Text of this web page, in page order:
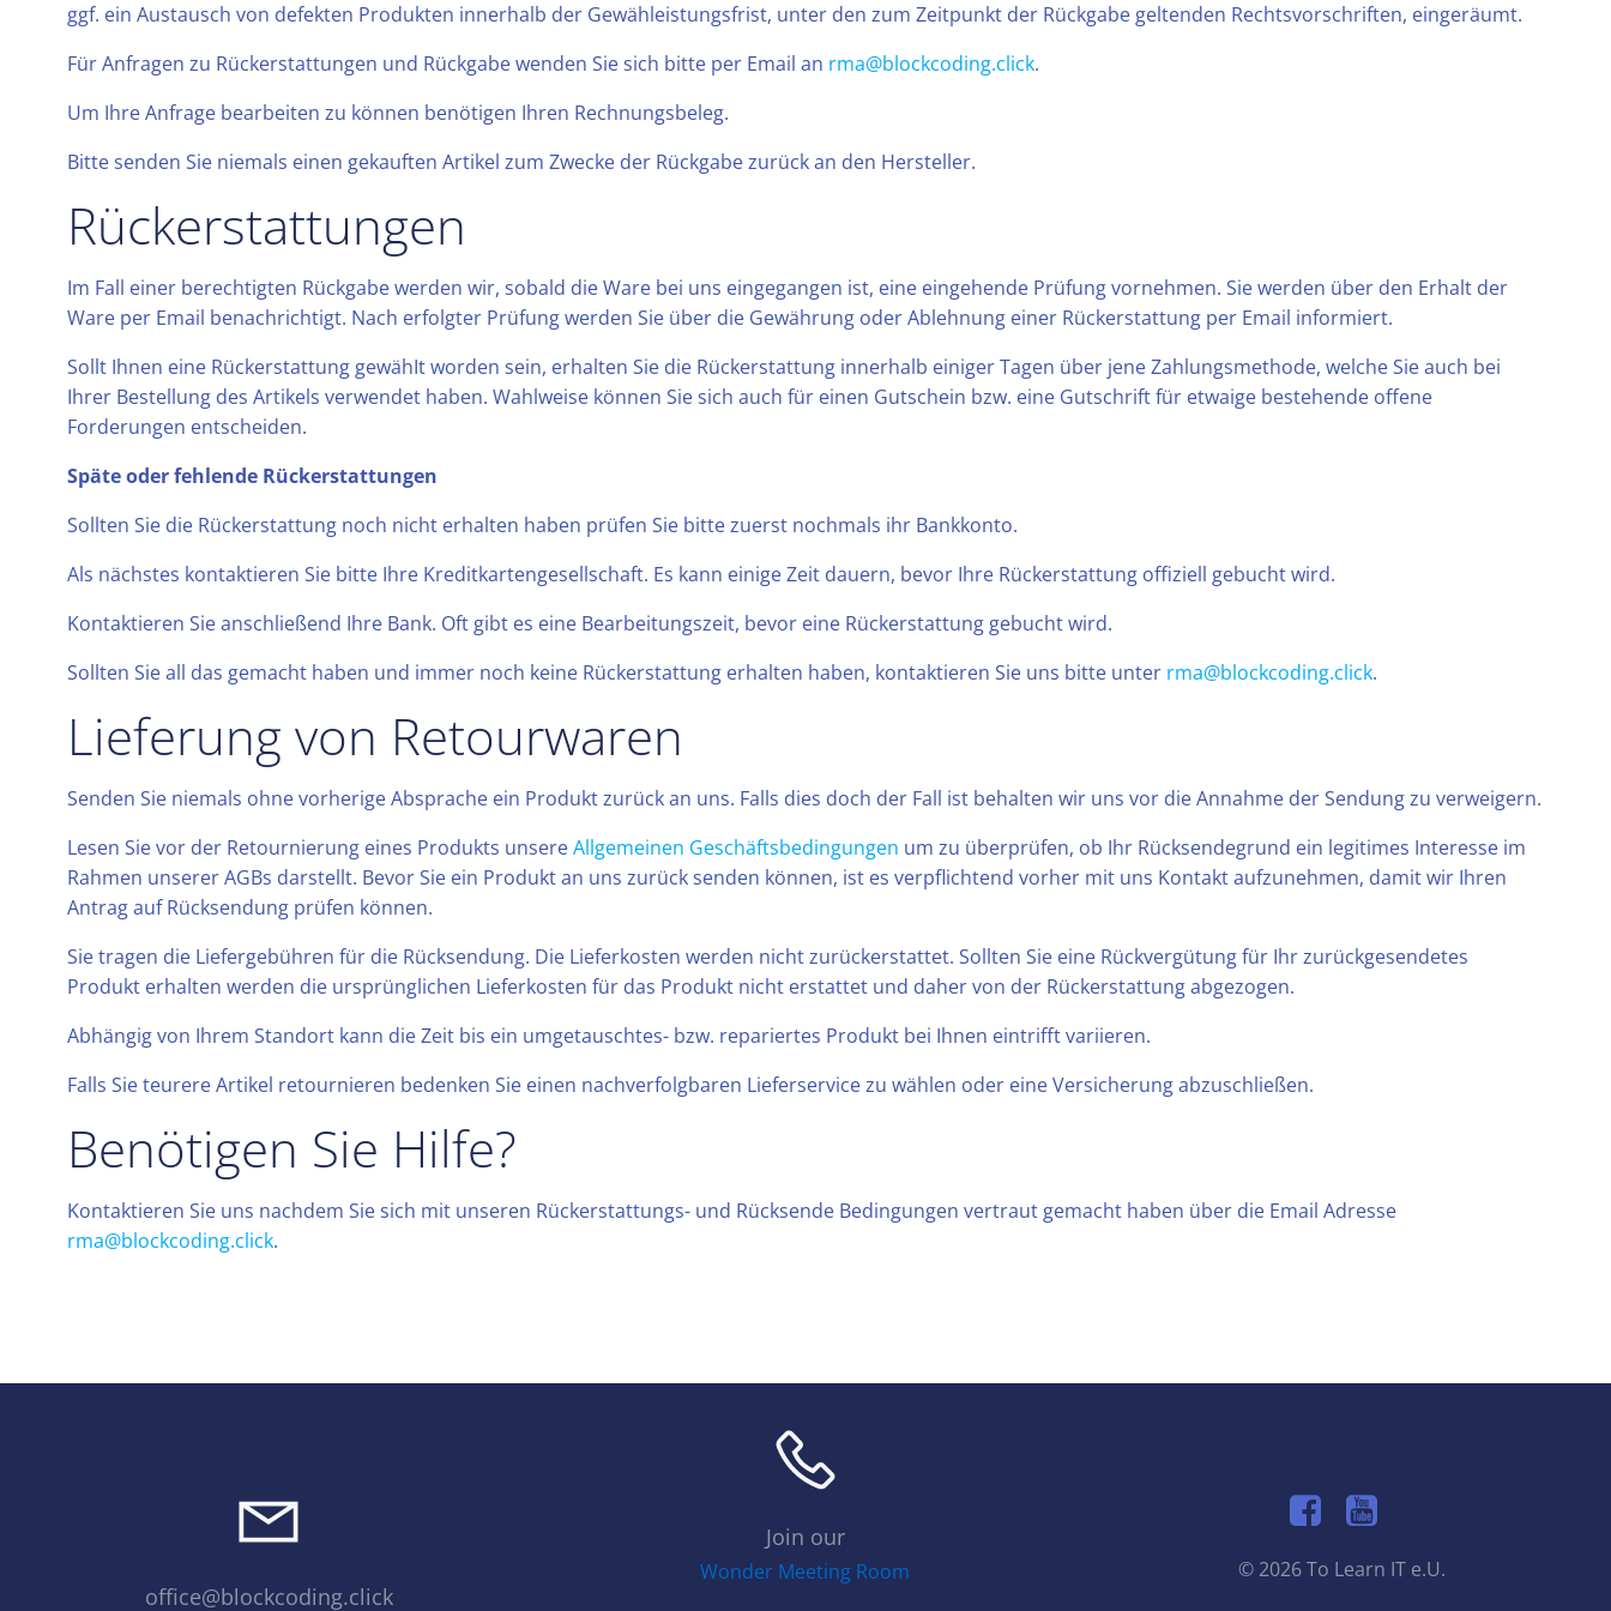
ggf. ein Austausch von defekten Produkten innerhalb der Gewähleistungsfrist, unter den zum Zeitpunkt der Rückgabe geltenden Rechtsvorschriften, eingeräumt.
Für Anfragen zu Rückerstattungen und Rückgabe wenden Sie sich bitte per Email an rma@blockcoding.click.
Um Ihre Anfrage bearbeiten zu können benötigen Ihren Rechnungsbeleg.
Bitte senden Sie niemals einen gekauften Artikel zum Zwecke der Rückgabe zurück an den Hersteller.
Rückerstattungen
Im Fall einer berechtigten Rückgabe werden wir, sobald die Ware bei uns eingegangen ist, eine eingehende Prüfung vornehmen. Sie werden über den Erhalt der
Ware per Email benachrichtigt. Nach erfolgter Prüfung werden Sie über die Gewährung oder Ablehnung einer Rückerstattung per Email informiert.
Sollt Ihnen eine Rückerstattung gewähIt worden sein, erhalten Sie die Rückerstattung innerhalb einiger Tagen über jene Zahlungsmethode, welche Sie auch bei
Ihrer Bestellung des Artikels verwendet haben. Wahlweise können Sie sich auch für einen Gutschein bzw. eine Gutschrift für etwaige bestehende offene
Forderungen entscheiden.
Späte oder fehlende Rückerstattungen
Sollten Sie die Rückerstattung noch nicht erhalten haben prüfen Sie bitte zuerst nochmals ihr Bankkonto.
Als nächstes kontaktieren Sie bitte Ihre Kreditkartengesellschaft. Es kann einige Zeit dauern, bevor Ihre Rückerstattung offiziell gebucht wird.
Kontaktieren Sie anschließend Ihre Bank. Oft gibt es eine Bearbeitungszeit, bevor eine Rückerstattung gebucht wird.
Sollten Sie all das gemacht haben und immer noch keine Rückerstattung erhalten haben, kontaktieren Sie uns bitte unter rma@blockcoding.click.
Lieferung von Retourwaren
Senden Sie niemals ohne vorherige Absprache ein Produkt zurück an uns. Falls dies doch der Fall ist behalten wir uns vor die Annahme der Sendung zu verweigern.
Lesen Sie vor der Retournierung eines Produkts unsereAllgemeinen Geschäftsbedingungen um zu überprüfen, ob Ihr Rücksendegrund ein legitimes Interesse im
Rahmen unserer AGBs darstellt. Bevor Sie ein Produkt an uns zurück senden können, ist es verpflichtend vorher mit uns Kontakt aufzunehmen, damit wir Ihren
Antrag auf Rücksendung prüfen können.
Sie tragen die Liefergebühren für die Rücksendung. Die Lieferkosten werden nicht zurückerstattet. Sollten Sie eine Rückvergütung für Ihr zurückgesendetes
Produkt erhalten werden die ursprünglichen Lieferkosten für das Produkt nicht erstattet und daher von der Rückerstattung abgezogen.
Abhängig von Ihrem Standort kann die Zeit bis ein umgetauschtes- bzw. repariertes Produkt bei Ihnen eintrifft variieren.
Falls Sie teurere Artikel retournieren bedenken Sie einen nachverfolgbaren Lieferservice zu wählen oder eine Versicherung abzuschließen.
Benötigen Sie Hilfe?
Kontaktieren Sie uns nachdem Sie sich mit unseren Rückerstattungs- und Rücksende Bedingungen vertraut gemacht haben über die Email Adresse
rma@blockcoding.click.
office@blockcoding.click
Join our
Wonder Meeting Room © 2026 To Learn IT e.U.